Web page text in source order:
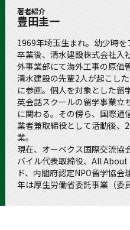
著者紹介
豊田圭一
1969年埼玉生まれ。幼少時
卒業後、清水建設株式会社入
外事業部にて海外工事の原価
清水建設の先輩2人が起こし
に参画。個人を対象とした留
英会話スクールの留学事業立
に関わる。その傍ら、国際通
業者兼取締役として活動後、
業。
現在、オーベクス国際交流協
バイル代表取締役、All
ド、内閣府認定NPO留学協
年は厚生労働省委託事業（委